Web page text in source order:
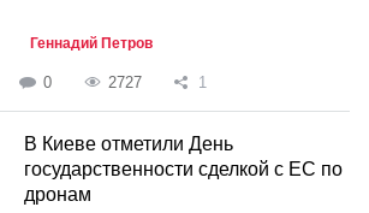
Геннадий Петров
0 2727 1
В Киеве отметили День
государственности сделкой с ЕС по
дронам